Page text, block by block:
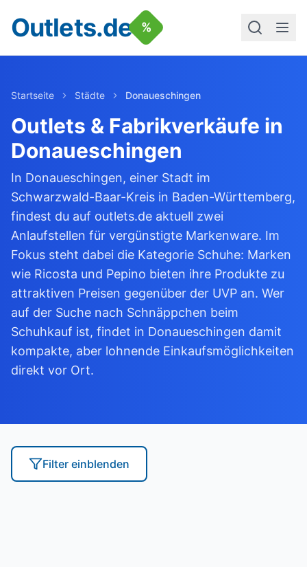
Outlets.de %
Startseite Städte Donaueschingen
Outlets & Fabrikverkäufe in
Donaueschingen
In Donaueschingen, einer Stadt im
Schwarzwald-Baar-Kreis in Baden-Württemberg,
findest du auf outlets.de aktuell zwei
Anlaufstellen für vergünstigte Markenware. Im
Fokus steht dabei die Kategorie Schuhe: Marken
wie Ricosta und Pepino bieten ihre Produkte zu
attraktiven Preisen gegenüber der UVP an. Wer
auf der Suche nach Schnäppchen beim
Schuhkauf ist, findet in Donaueschingen damit
kompakte, aber lohnende Einkaufsmöglichkeiten
direkt vor Ort.
Filter einblenden